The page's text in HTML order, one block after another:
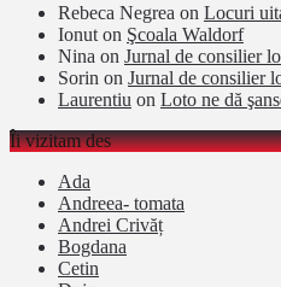
Rebeca Negrea on Locuri
Ionut on Şcoala Waldorf
Nina on Jurnal de consilier
Sorin on Jurnal de consilier
Laurentiu on Loto ne dă
Îi vizitam des
Ada
Andreea- tomata
Andrei Crivăț
Bogdana
Cetin